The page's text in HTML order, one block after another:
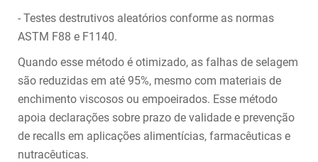
- Testes destrutivos aleatórios conforme as normas
ASTM F88 e F1140.
Quando esse método é otimizado, as falhas de selagem
são reduzidas em até 95%, mesmo com materiais de
enchimento viscosos ou empoeirados. Esse método
apoia declarações sobre prazo de validade e prevenção
de recalls em aplicações alimentícias, farmacêuticas e
nutracêuticas.